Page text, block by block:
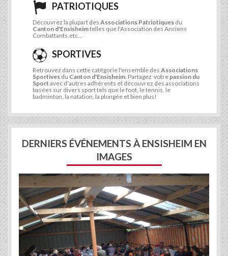
PATRIOTIQUES
Découvrez la plupart des Associations Patriotiques du
Canton d'Ensisheimtelles que l'Association des Anciens
Combattants,etc...
SPORTIVES
Retrouvez dans cette catégorie l'ensemble des Associations
Sportives du Canton d'Ensisheim. Partagez votre passion du
Sport avec d'autres adhérents et découvrez des associations
basées sur divers sport tels que le foot, le tennis, le
badminton, la natation, la plongée et bien plus!
DERNIERS ÉVÉNEMENTS À ENSISHEIM EN
IMAGES